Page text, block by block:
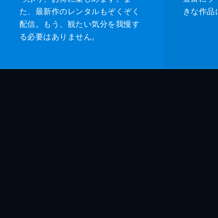
た、最新作のレンタルもぞくぞく
配信。もう、観たい気分を我慢す
る必要はありません。
きな作